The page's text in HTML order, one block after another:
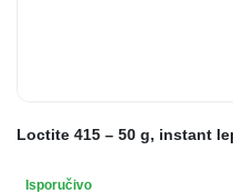
Loctite 415 – 50 g, instant
Isporučivo